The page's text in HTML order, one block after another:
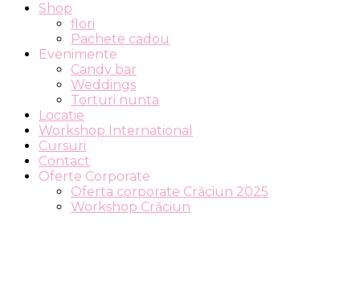
Shop
flori
Pachete cadou
Evenimente
Candy bar
Weddings
Torturi nunta
Locatie
Workshop International
Cursuri
Contact
Oferte Corporate
Oferta corporate Crăciun 2025
Workshop Crăciun